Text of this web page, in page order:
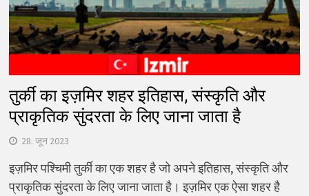
तुर्की का इज़मिर शहर इतिहास, संस्कृति और
प्राकृतिक सुंदरता के लिए जाना जाता है
28. जून 2023
इज़मिर पश्चिमी तुर्की का एक शहर है जो अपने इतिहास, संस्कृति और
प्राकृतिक सुंदरता के लिए जाना जाता है। इज़मिर एक ऐसा शहर है